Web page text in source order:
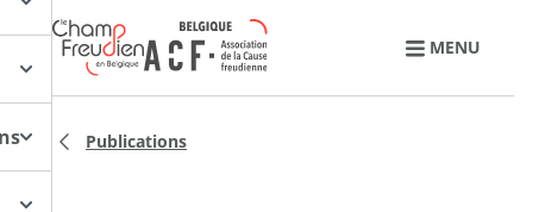
Retourner à l'accueil
MENU
Publications